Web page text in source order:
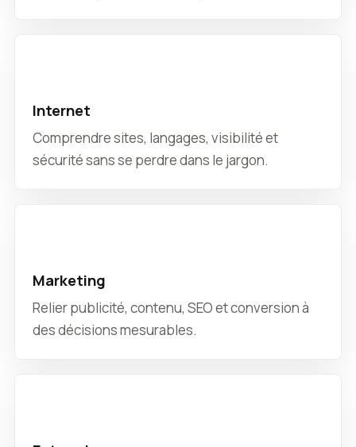
Internet
Comprendre sites, langages, visibilité et
sécurité sans se perdre dans le jargon.
Marketing
Relier publicité, contenu, SEO et conversion à
des décisions mesurables.